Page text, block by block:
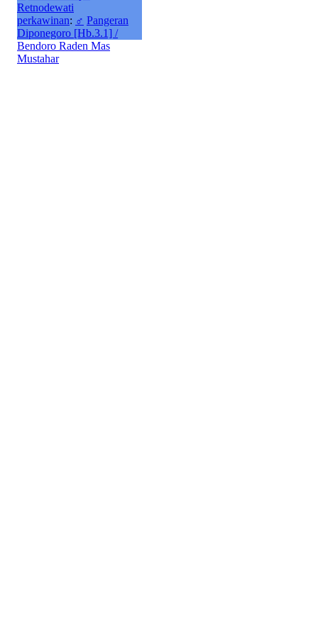
Retnodewati
perkawinan: ♂ Pangeran
Diponegoro [Hb.3.1] /
Bendoro Raden Mas
Mustahar